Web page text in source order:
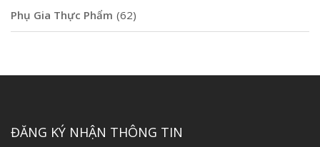
Phụ Gia Thực Phẩm (62)
ĐĂNG KÝ NHẬN THÔNG TIN